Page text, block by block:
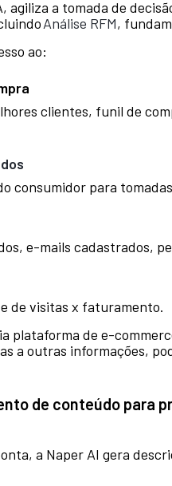
agiliza a tomada de
Análise RFM,
ao:
clientes, funil de
consumidor para
e-mails cadastrados,
de visitas x faturamento.
plataforma de e-
a outras informações,
de conteúdo para
a Naper AI gera